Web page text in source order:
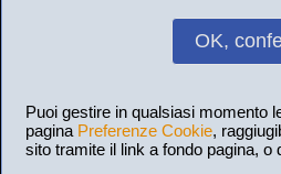
OK,
Puoi gestire in qualsiasi momento
pagina Preferenze Cookie,
sito tramite il link a fondo pagina, o